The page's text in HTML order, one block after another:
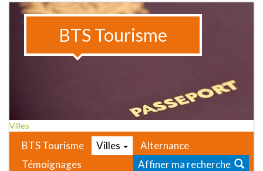
BTS Tourisme
Villes
BTS Tourisme Villes
Alternance
Témoignages
Affiner ma recherche